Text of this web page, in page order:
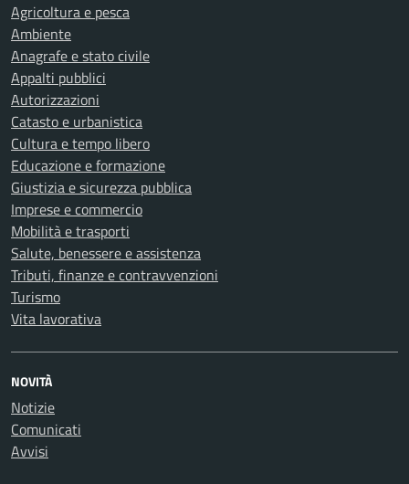
Agricoltura e pesca
Ambiente
Anagrafe e stato civile
Appalti pubblici
Autorizzazioni
Catasto e urbanistica
Cultura e tempo libero
Educazione e formazione
Giustizia e sicurezza pubblica
Imprese e commercio
Mobilità e trasporti
Salute, benessere e assistenza
Tributi, finanze e contravvenzioni
Turismo
Vita lavorativa
NOVITÀ
Notizie
Comunicati
Avvisi